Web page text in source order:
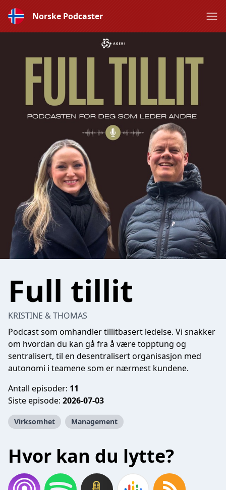
Norske Podcaster
Full tillit
KRISTINE & THOMAS
Podcast som omhandler tillitbasert ledelse. Vi snakker
om hvordan du kan gå fra å være topptung og
sentralisert, til en desentralisert organisasjon med
autonomi i teamene som er nærmest kundene.
Antall episoder: 11
Siste episode: 2026-07-03
Virksomhet Management
Hvor kan du lytte?